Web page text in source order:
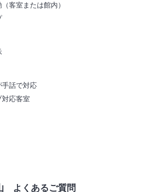
客室または館内）
手話で対応
応客室
よくあるご質問